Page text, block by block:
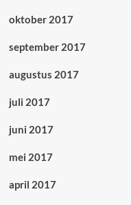
oktober 2017
september 2017
augustus 2017
juli 2017
juni 2017
mei 2017
april 2017